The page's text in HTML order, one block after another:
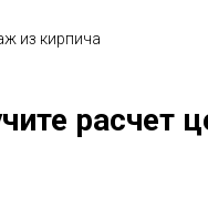
из кирпича
расчет